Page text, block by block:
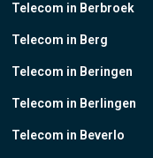
Telecom in Berbroek
Telecom in Berg
Telecom in Beringen
Telecom in Berlingen
Telecom in Beverlo